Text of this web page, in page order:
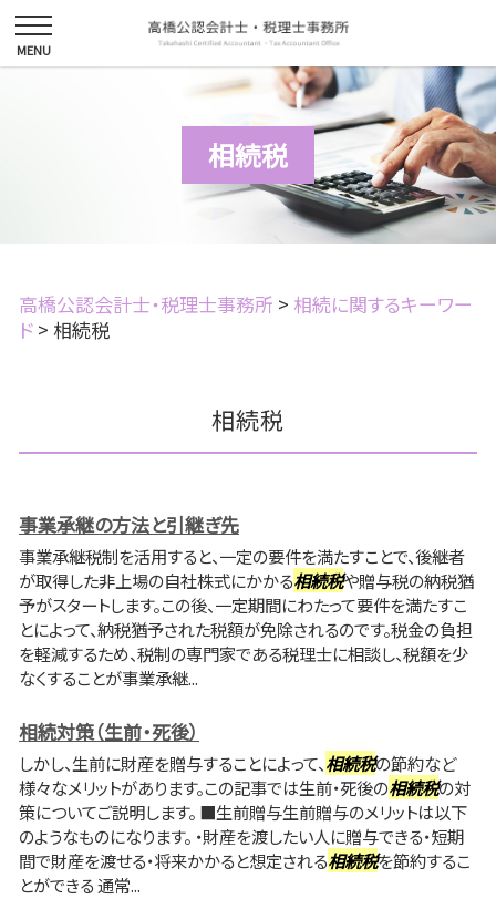
相続税
高橋公認会計士・税理士事務所 > 相続に関するキーワー
ド > 相続税
相続税
事業承継の方法と引継ぎ先
事業承継税制を活用すると、一定の要件を満たすことで、後継者
が取得した非上場の自社株式にかかる相続税や贈与税の納税猶
予がスタートします。この後、一定期間にわたって要件を満たすこ
とによって、納税猶予された税額が免除されるのです。税金の負担
を軽減するため、税制の専門家である税理士に相談し、税額を少
なくすることが事業承継...
相続対策（生前・死後）
しかし、生前に財産を贈与することによって、相続税の節約など
様々なメリットがあります。この記事では生前・死後の相続税の対
策についてご説明します。 ■生前贈与生前贈与のメリットは以下
のようなものになります。 ・財産を渡したい人に贈与できる・短期
間で財産を渡せる・将来かかると想定される相続税を節約するこ
とができる 通常...